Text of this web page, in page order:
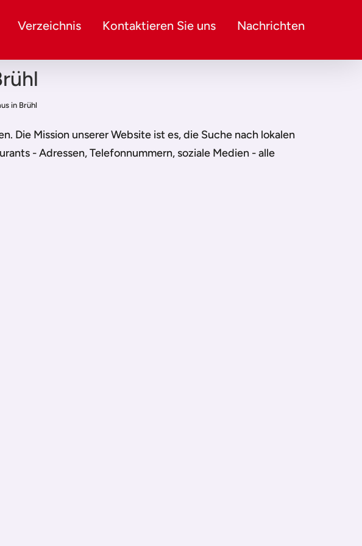
Verzeichnis Kontaktieren Sie uns Nachrichten
in Brühl
Die Mission unserer Website ist es, die Suche nach lokalen
- Adressen, Telefonnummern, soziale Medien - alle